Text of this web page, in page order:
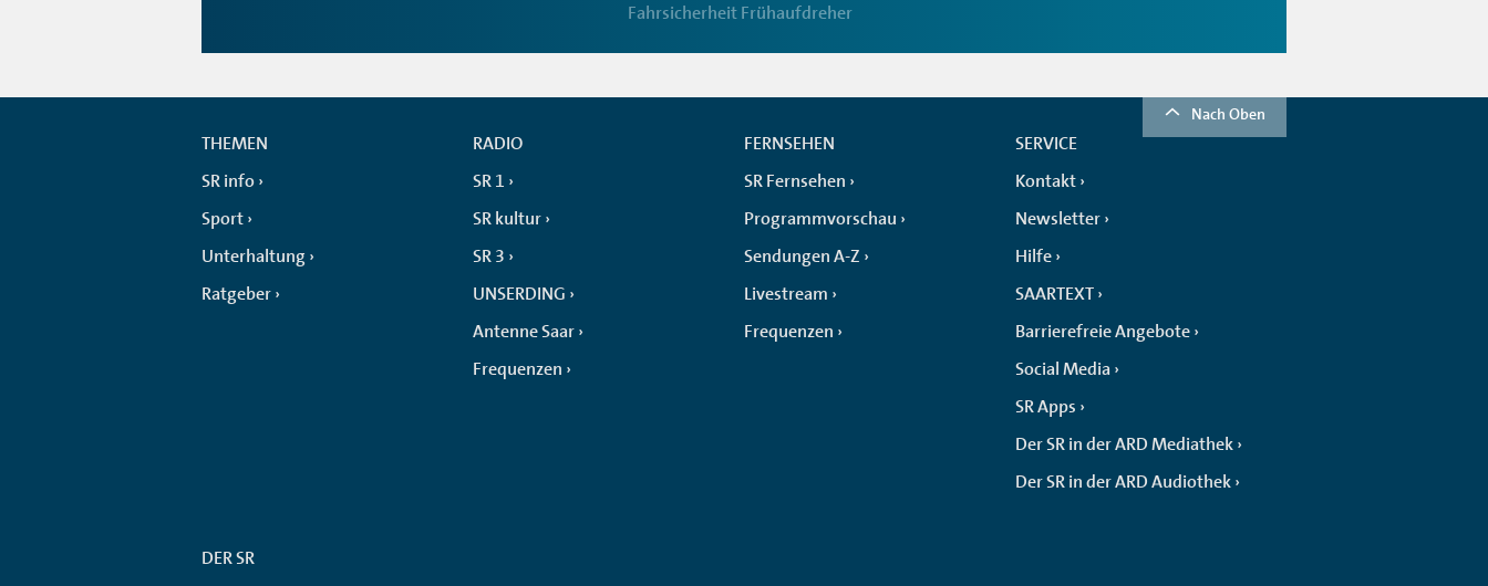
Fahrsicherheit Frühaufdreher
Nach Oben
THEMEN
SR info
Sport
Unterhaltung
Ratgeber
RADIO
SR 1
SR kultur
SR 3
UNSERDING
Antenne Saar
Frequenzen
FERNSEHEN
SR Fernsehen
Programmvorschau
Sendungen A-Z
Livestream
Frequenzen
SERVICE
Kontakt
Newsletter
Hilfe
SAARTEXT
Barrierefreie Angebote
Social Media
SR Apps
Der SR in der ARD Mediathek
Der SR in der ARD Audiothek
DER SR